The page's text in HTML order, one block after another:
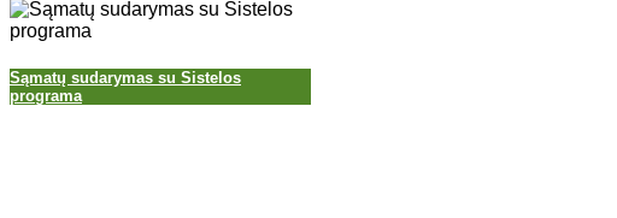
Sąmatų sudarymas su Sistelos
programa